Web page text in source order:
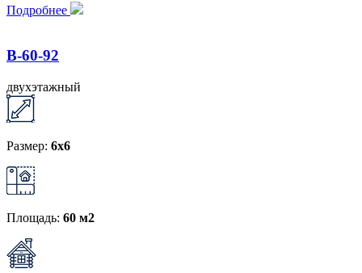
Подробнее
B-60-92
двухэтажный
Размер: 6x6
Площадь: 60 м2